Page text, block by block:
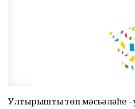
Ултырыштың төп мәсьәләһе